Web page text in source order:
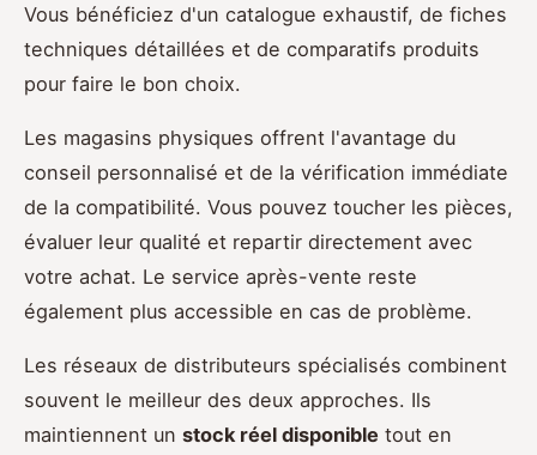
Vous bénéficiez d'un catalogue exhaustif, de fiches
techniques détaillées et de comparatifs produits
pour faire le bon choix.
Les magasins physiques offrent l'avantage du
conseil personnalisé et de la vérification immédiate
de la compatibilité. Vous pouvez toucher les pièces,
évaluer leur qualité et repartir directement avec
votre achat. Le service après-vente reste
également plus accessible en cas de problème.
Les réseaux de distributeurs spécialisés combinent
souvent le meilleur des deux approches. Ils
maintiennent un stock réel disponible tout en